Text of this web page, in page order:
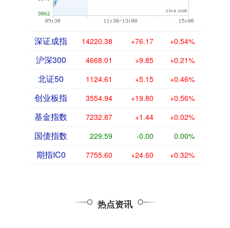
深证成指 14220.38 +76.17 +0.54%
沪深300 4668.01 +9.85 +0.21%
北证50 1124.61 +5.15 +0.46%
创业板指 3554.94 +19.80 +0.56%
基金指数 7232.87 +1.44 +0.02%
国债指数 229.59 -0.00 0.00%
期指IC0 7755.60 +24.60 +0.32%
热点资讯